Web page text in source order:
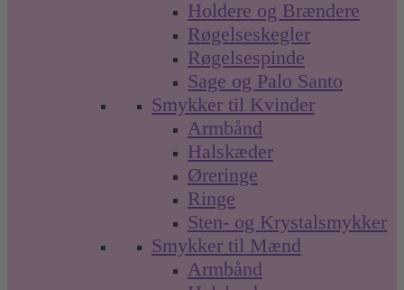
Holdere og Brændere
Røgelseskegler
Røgelsespinde
Sage og Palo Santo
Smykker til Kvinder
Armbånd
Halskæder
Øreringe
Ringe
Sten- og Krystalsmykker
Smykker til Mænd
Armbånd